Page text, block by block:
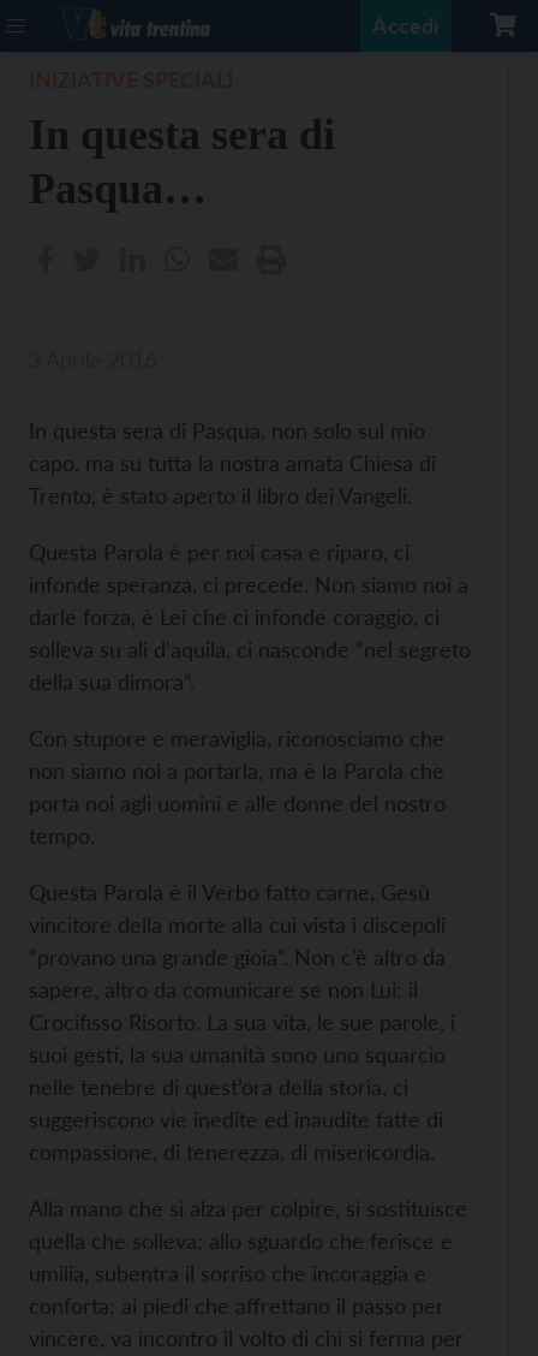
Accedi
In questa sera di
Pasqua…
In questa sera di Pasqua, non solo sul mio
capo, ma su tutta la nostra amata Chiesa di
Trento, è stato aperto il libro dei Vangeli.
Questa Parola è per noi casa e riparo, ci
infonde speranza, ci precede. Non siamo noi a
darle forza, è Lei che ci infonde coraggio, ci
solleva su ali d’aquila, ci nasconde “nel segreto
della sua dimora”.
Con stupore e meraviglia, riconosciamo che
non siamo noi a portarla, ma è la Parola che
porta noi agli uomini e alle donne del nostro
tempo.
Questa Parola è il Verbo fatto carne, Gesù
vincitore della morte alla cui vista i discepoli
“provano una grande gioia”. Non c’è altro da
sapere, altro da comunicare se non Lui: il
Crocifisso Risorto. La sua vita, le sue parole, i
suoi gesti, la sua umanità sono uno squarcio
nelle tenebre di quest’ora della storia, ci
suggeriscono vie inedite ed inaudite fatte di
compassione, di tenerezza, di misericordia.
Alla mano che si alza per colpire, si sostituisce
quella che solleva; allo sguardo che ferisce e
umilia, subentra il sorriso che incoraggia e
conforta; ai piedi che affrettano il passo per
vincere, va incontro il volto di chi si ferma per